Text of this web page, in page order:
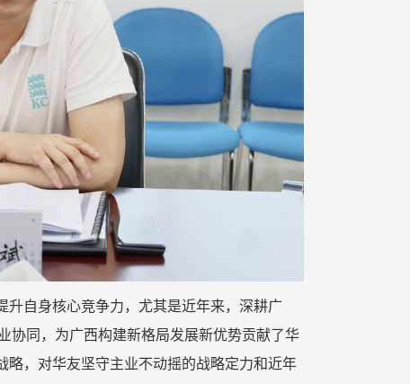
升自身核心竞争力，尤其是近年来，深耕广
协同，为广西构建新格局发展新优势贡献了华
略，对华友坚守主业不动摇的战略定力和近年